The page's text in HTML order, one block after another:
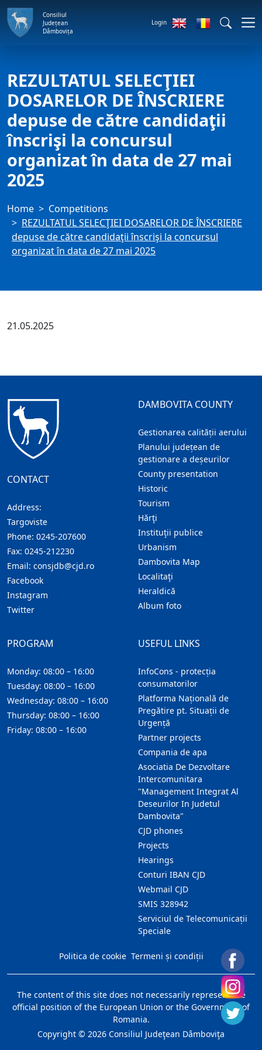
Consiliul
Județean
Dâmbovița
Login
REZULTATUL SELECŢIEI
DOSARELOR DE ÎNSCRIERE
depuse de către candidaţii
înscrişi la concursul
organizat în data de 27 mai
2025
Home
Competitions
REZULTATUL SELECŢIEI DOSARELOR DE ÎNSCRIERE
depuse de către candidaţii înscrişi la concursul
organizat în data de 27 mai 2025
21.05.2025
CONTACT
Address:
Targoviste
Phone: 0245-207600
Fax: 0245-212230
Email: consjdb@cjd.ro
Facebook
Instagram
Twitter
DAMBOVITA COUNTY
Gestionarea calității aerului
Planului județean de
gestionare a deșeurilor
County presentation
Historic
Tourism
Hărţi
Instituţii publice
Urbanism
Dambovita Map
Localitaţi
Heraldică
Album foto
USEFUL LINKS
InfoCons - protecția
consumatorilor
Platforma Națională de
Pregătire pt. Situații de
Urgență
Partner projects
Compania de apa
Asociatia De Dezvoltare
Intercomunitara
"Management Integrat Al
Deseurilor In Judetul
Dambovita"
CJD phones
Projects
Hearings
Conturi IBAN CJD
Webmail CJD
SMIS 328942
Serviciul de Telecomunicații
Speciale
PROGRAM
Monday: 08:00 – 16:00
Tuesday: 08:00 – 16:00
Wednesday: 08:00 – 16:00
Thursday: 08:00 – 16:00
Friday: 08:00 – 16:00
Politica de cookie Termeni și condiții
The content of this site does not necessarily represent the
official position of the European Union or the Government of
Romania.
Copyright © 2026 Consiliul Judeţean Dâmboviţa